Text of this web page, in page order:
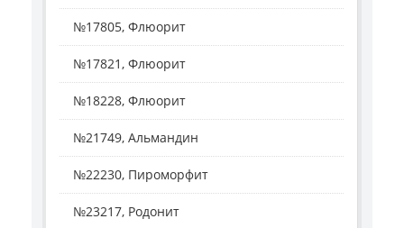
№17805, Флюорит
№17821, Флюорит
№18228, Флюорит
№21749, Альмандин
№22230, Пироморфит
№23217, Родонит